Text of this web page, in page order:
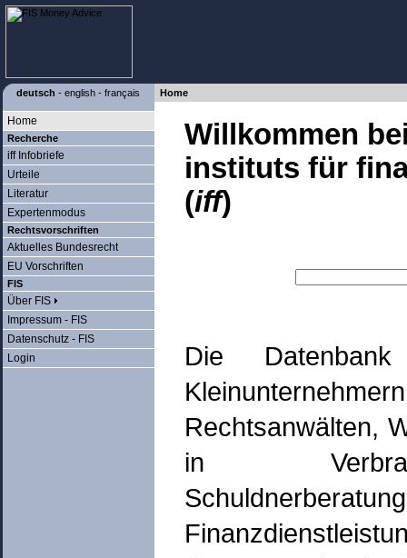
deutsch - english - français Home
Home
Recherche
iff Infobriefe
Urteile
Literatur
Expertenmodus
Rechtsvorschriften
Aktuelles Bundesrecht
EU Vorschriften
FIS
Über FIS
Impressum - FIS
Datenschutz - FIS
Login
Willkommen
instituts für
(iff)
Die
Rechtsanwälten,
in